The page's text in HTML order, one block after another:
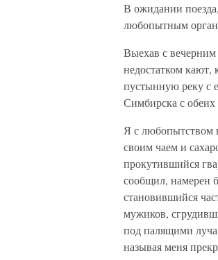
В ожидании
любопытным
Выехав с вечерним
недостатком
пустынную реку с
Симбирска с
Я с любопытством
своим чаем и
прокутившийся
сообщил, намерен
становившийся
мужиков,
под палящими
называя меня